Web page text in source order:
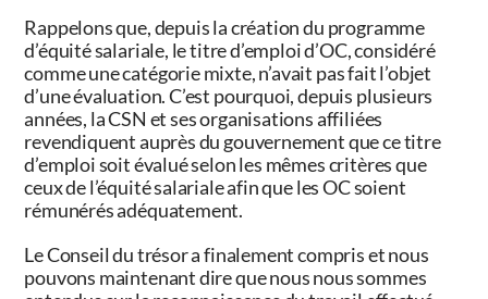
Rappelons que, depuis la création du programme
d’équité salariale, le titre d’emploi d’OC, considéré
comme une catégorie mixte, n’avait pas fait l’objet
d’une évaluation. C’est pourquoi, depuis plusieurs
années, la CSN et ses organisations affiliées
revendiquent auprès du gouvernement que ce titre
d’emploi soit évalué selon les mêmes critères que
ceux de l’équité salariale afin que les OC soient
rémunérés adéquatement.
Le Conseil du trésor a finalement compris et nous
pouvons maintenant dire que nous nous sommes